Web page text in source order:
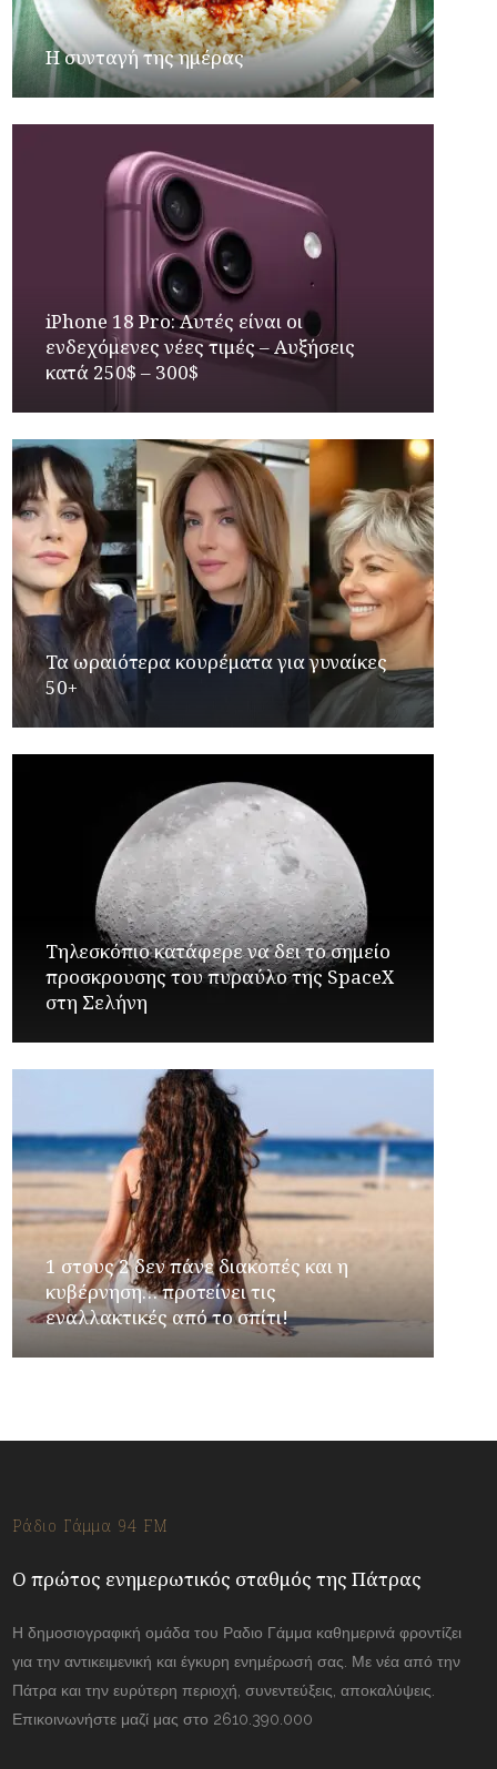
Η συνταγή της ημέρας
iPhone 18 Pro: Αυτές είναι οι
ενδεχόμενες νέες τιμές – Αυξήσεις
κατά 250$ – 300$
Τα ωραιότερα κουρέματα για γυναίκες
50+
Τηλεσκόπιο κατάφερε να δει το σημείο
προσκρουσης του πυραύλο της SpaceX
στη Σελήνη
1 στους 2 δεν πάνε διακοπές και η
κυβέρνηση… προτείνει τις
εναλλακτικές από το σπίτι!
Ράδιο Γάμμα 94 FM
Ο πρώτος ενημερωτικός σταθμός της Πάτρας
Η δημοσιογραφική ομάδα του Ραδιο Γάμμα καθημερινά φροντίζει
για την αντικειμενική και έγκυρη ενημέρωσή σας. Με νέα από την
Πάτρα και την ευρύτερη περιοχή, συνεντεύξεις, αποκαλύψεις.
Επικοινωνήστε μαζί μας στο 2610.390.000